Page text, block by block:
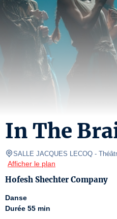
In The
SALLE JACQUES LECOQ -
Afficher le plan
Hofesh Shechter Company
Danse
Durée 55 min